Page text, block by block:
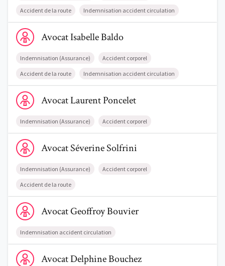
Comment nous vous aidons
Qui sommes-nous
Une start-up 100% indépendante
Accident de la route Indemnisation accident circulation
Voir le profil de AvocatIsabelle Baldo
AvocatIsabelleBaldo
Indemnisation (Assurance) Accident corporel
Accident de la route Indemnisation accident circulation
Voir le profil de AvocatLaurent Poncelet
AvocatLaurentPoncelet
Indemnisation (Assurance) Accident corporel
Voir le profil de AvocatSéverine Solfrini
AvocatSéverineSolfrini
Indemnisation (Assurance) Accident corporel
Accident de la route
Voir le profil de AvocatGeoffroy Bouvier
AvocatGeoffroyBouvier
Indemnisation accident circulation
Voir le profil de AvocatDelphine Bouchez
AvocatDelphineBouchez